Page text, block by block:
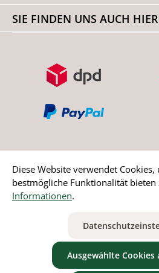
SIE FINDEN UNS AUCH HIER
Bestellung
ausgenommen Nicht
Diese Website verwendet
bestmögliche Funktionalität bieten
Informationen.
Ausgewählte Cookies